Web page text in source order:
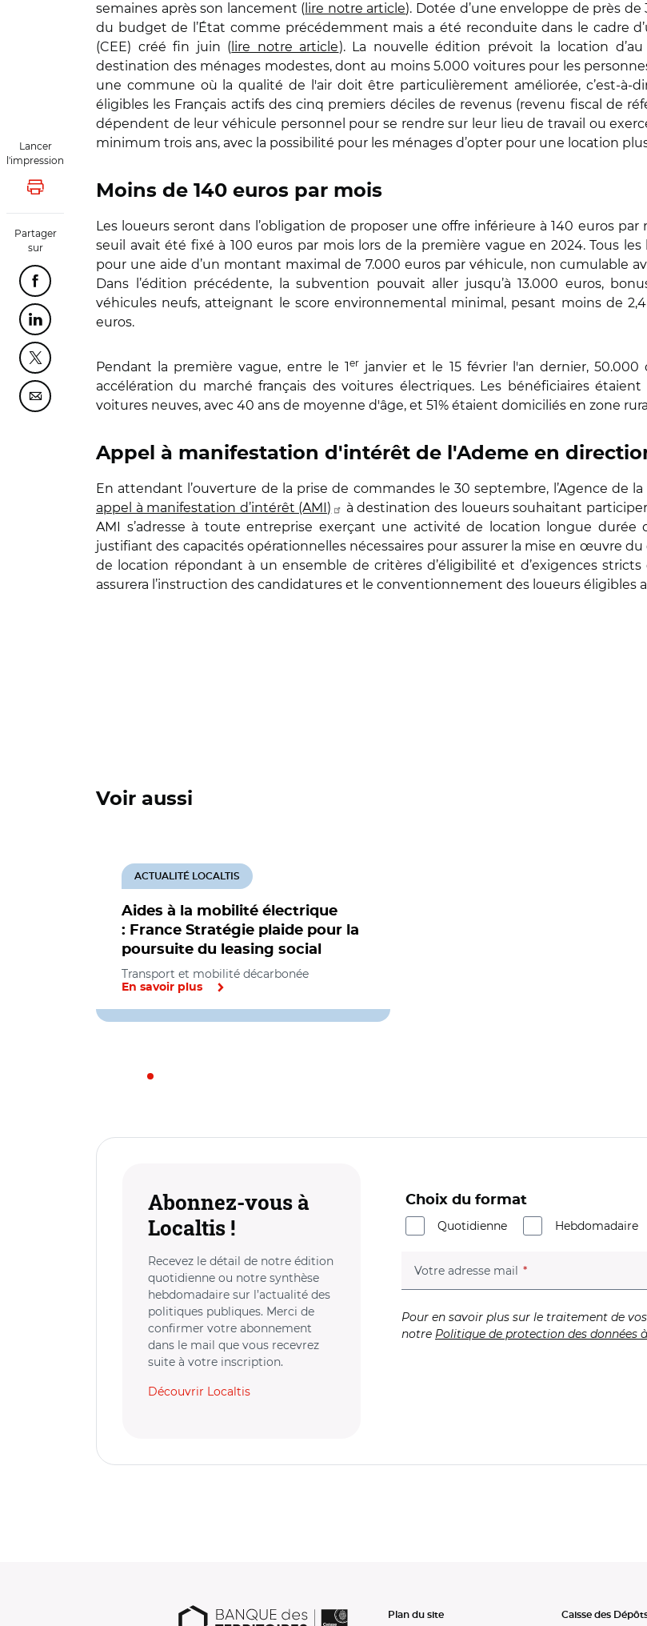
Lancer
l'impression
Lancer l'impression
Partager
sur
Partager cette page sur Facebook
Partager cette page sur Linkedin
Partager cette page sur Twitter
Partager cette page sur Courriel
semaines après son lancement ( lire notre article). Dotée d’une enveloppe de près
du budget de l’État comme précédemment mais a été reconduite dans le cadre
(CEE) créé fin juin ( lire notre article). La nouvelle édition prévoit la location
destination des ménages modestes, dont au moins 5.000 voitures pour les
une commune où la qualité de l'air doit être particulièrement améliorée, c’est-à-
éligibles les Français actifs des cinq premiers déciles de revenus (revenu fiscal de
dépendent de leur véhicule personnel pour se rendre sur leur lieu de travail ou
minimum trois ans, avec la possibilité pour les ménages d’opter pour une location
Moins de 140 euros par mois
Les loueurs seront dans l’obligation de proposer une offre inférieure à 140 euros
seuil avait été fixé à 100 euros par mois lors de la première vague en 2024. Tous
pour une aide d’un montant maximal de 7.000 euros par véhicule, non cumulable
Dans l’édition précédente, la subvention pouvait aller jusqu’à 13.000 euros,
véhicules neufs, atteignant le score environnemental minimal, pesant moins de
euros.
Pendant la première vague, entre le 1erjanvier et le 15 février l'an dernier,
accélération du marché français des voitures électriques. Les bénéficiaires
voitures neuves, avec 40 ans de moyenne d'âge, et 51% étaient domiciliés en zone
Appel à manifestation d'intérêt de l'Ademe en
En attendant l’ouverture de la prise de commandes le 30 septembre, l’Agence de
appel à manifestation d’intérêt (AMI)
à destination des loueurs souhaitant
AMI s’adresse à toute entreprise exerçant une activité de location longue
justifiant des capacités opérationnelles nécessaires pour assurer la mise en œuvre
de location répondant à un ensemble de critères d’éligibilité et d’exigences stricts
assurera l’instruction des candidatures et le conventionnement des loueurs éligibles
Voir aussi
Aides à la mobilité électrique
: France Stratégie plaide pour la
poursuite du leasing social
ACTUALITÉ LOCALTIS
Transport et mobilité décarbonée
En savoir plus
Abonnez-vous à
Localtis !
Recevez le détail de notre édition
quotidienne ou notre synthèse
hebdomadaire sur l’actualité des
politiques publiques. Merci de
confirmer votre abonnement
dans le mail que vous recevrez
suite à votre inscription.
Découvrir Localtis
Choix du format
Quotidienne
Hebdomadaire
Votre adresse mail (champ obligatoire)
Pour en savoir plus sur le traitement de
notre Politique de protection des données
Plan du site Caisse des